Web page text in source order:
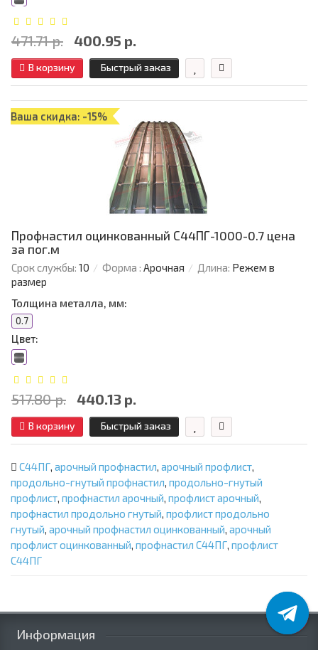
471.71 р. 400.95 р.
В корзину Быстрый заказ
Ваша скидка: -15%
Профнастил оцинкованный С44ПГ-1000-0.7 цена
за пог.м
Срок службы: 10 Форма : Арочная Длина: Режем в
размер
Толщина металла, мм:
0.7
Цвет:
517.80 р. 440.13 р.
В корзину Быстрый заказ
С44ПГ, арочный профнастил, арочный профлист,
продольно-гнутый профнастил, продольно-гнутый
профлист, профнастил арочный, профлист арочный,
профнастил продольно гнутый, профлист продольно
гнутый, арочный профнастил оцинкованный, арочный
профлист оцинкованный, профнастил С44ПГ, профлист
С44ПГ
Информация